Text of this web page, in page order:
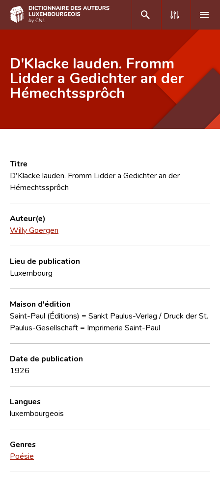
DE FR
Accueil
Recherche avancée
CNL
Équipe scientifique
D'Klacke lauden. Fromm
Lidder a Gedichter an der
Hémechtssprôch
Titre
D'Klacke lauden. Fromm Lidder a Gedichter an der
Hémechtssprôch
Auteur(e)
Willy Goergen
Lieu de publication
Luxembourg
Maison d'édition
Saint-Paul (Éditions) = Sankt Paulus-Verlag / Druck der St.
Paulus-Gesellschaft = Imprimerie Saint-Paul
Date de publication
1926
Langues
luxembourgeois
Genres
Poésie